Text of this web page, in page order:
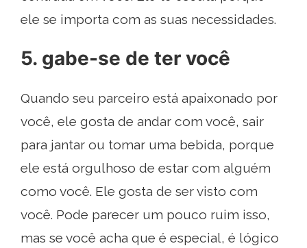
ele se importa com as suas necessidades.
5. gabe-se de ter você
Quando seu parceiro está apaixonado por
você, ele gosta de andar com você, sair
para jantar ou tomar uma bebida, porque
ele está orgulhoso de estar com alguém
como você. Ele gosta de ser visto com
você. Pode parecer um pouco ruim isso,
mas se você acha que é especial, é lógico